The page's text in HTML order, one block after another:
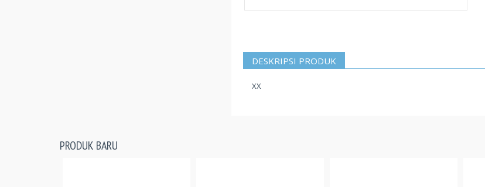
DESKRIPSI PRODUK
XX
PRODUK BARU